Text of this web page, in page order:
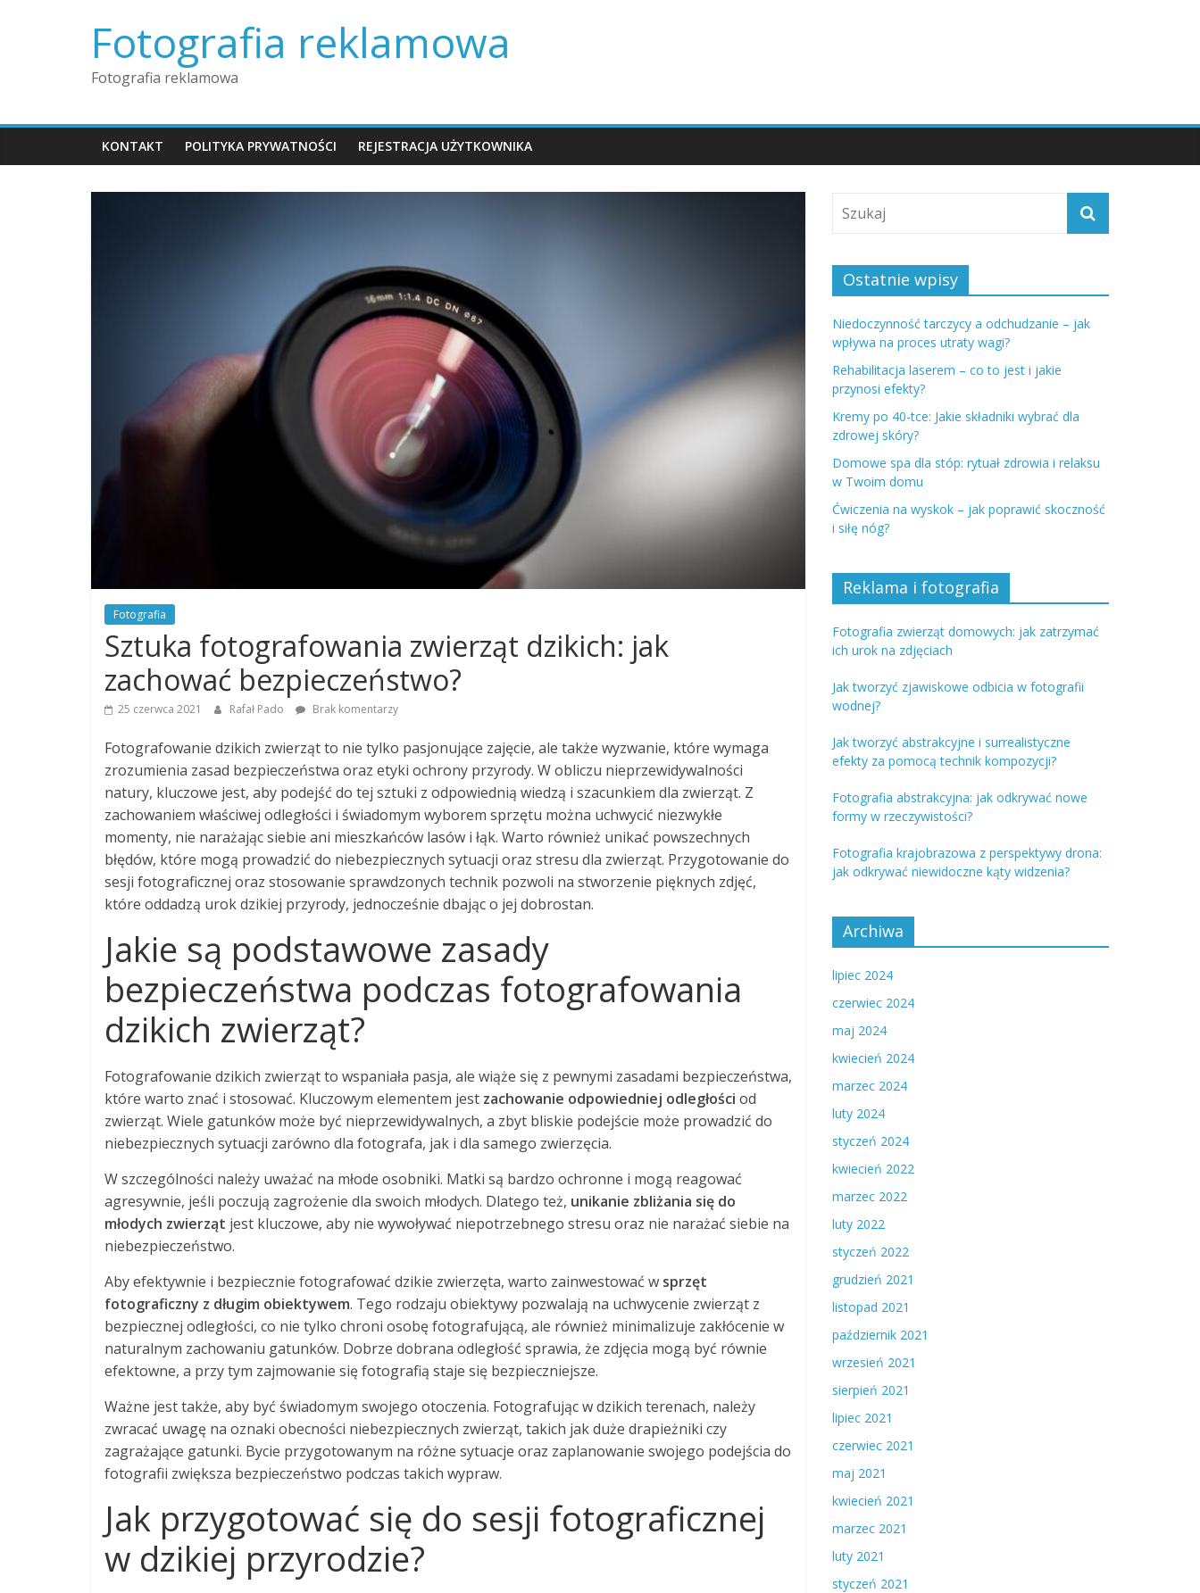
Fotografia reklamowa
Fotografia reklamowa
KONTAKT POLITYKA PRYWATNOŚCI REJESTRACJA UŻYTKOWNIKA
Fotografia
Sztuka fotografowania zwierząt dzikich: jak
zachować bezpieczeństwo?
25 czerwca 2021 Rafał Pado Brak komentarzy
Fotografowanie dzikich zwierząt to nie tylko pasjonujące zajęcie, ale także wyzwanie, które wymaga
zrozumienia zasad bezpieczeństwa oraz etyki ochrony przyrody. W obliczu nieprzewidywalności
natury, kluczowe jest, aby podejść do tej sztuki z odpowiednią wiedzą i szacunkiem dla zwierząt. Z
zachowaniem właściwej odległości i świadomym wyborem sprzętu można uchwycić niezwykłe
momenty, nie narażając siebie ani mieszkańców lasów i łąk. Warto również unikać powszechnych
błędów, które mogą prowadzić do niebezpiecznych sytuacji oraz stresu dla zwierząt. Przygotowanie do
sesji fotograficznej oraz stosowanie sprawdzonych technik pozwoli na stworzenie pięknych zdjęć,
które oddadzą urok dzikiej przyrody, jednocześnie dbając o jej dobrostan.
Jakie są podstawowe zasady
bezpieczeństwa podczas fotografowania
dzikich zwierząt?
Fotografowanie dzikich zwierząt to wspaniała pasja, ale wiąże się z pewnymi zasadami bezpieczeństwa,
które warto znać i stosować. Kluczowym elementem jest zachowanie odpowiedniej odległości od
zwierząt. Wiele gatunków może być nieprzewidywalnych, a zbyt bliskie podejście może prowadzić do
niebezpiecznych sytuacji zarówno dla fotografa, jak i dla samego zwierzęcia.
W szczególności należy uważać na młode osobniki. Matki są bardzo ochronne i mogą reagować
agresywnie, jeśli poczują zagrożenie dla swoich młodych. Dlatego też, unikanie zbliżania się do
młodych zwierząt jest kluczowe, aby nie wywoływać niepotrzebnego stresu oraz nie narażać siebie na
niebezpieczeństwo.
Aby efektywnie i bezpiecznie fotografować dzikie zwierzęta, warto zainwestować w sprzęt
fotograficzny z długim obiektywem. Tego rodzaju obiektywy pozwalają na uchwycenie zwierząt z
bezpiecznej odległości, co nie tylko chroni osobę fotografującą, ale również minimalizuje zakłócenie w
naturalnym zachowaniu gatunków. Dobrze dobrana odległość sprawia, że zdjęcia mogą być równie
efektowne, a przy tym zajmowanie się fotografią staje się bezpieczniejsze.
Ważne jest także, aby być świadomym swojego otoczenia. Fotografując w dzikich terenach, należy
zwracać uwagę na oznaki obecności niebezpiecznych zwierząt, takich jak duże drapieżniki czy
zagrażające gatunki. Bycie przygotowanym na różne sytuacje oraz zaplanowanie swojego podejścia do
fotografii zwiększa bezpieczeństwo podczas takich wypraw.
Jak przygotować się do sesji fotograficznej
w dzikiej przyrodzie?
Ostatnie wpisy
Niedoczynność tarczycy a odchudzanie – jak
wpływa na proces utraty wagi?
Rehabilitacja laserem – co to jest i jakie
przynosi efekty?
Kremy po 40-tce: Jakie składniki wybrać dla
zdrowej skóry?
Domowe spa dla stóp: rytuał zdrowia i relaksu
w Twoim domu
Ćwiczenia na wyskok – jak poprawić skoczność
i siłę nóg?
Reklama i fotografia
Fotografia zwierząt domowych: jak zatrzymać
ich urok na zdjęciach
Jak tworzyć zjawiskowe odbicia w fotografii
wodnej?
Jak tworzyć abstrakcyjne i surrealistyczne
efekty za pomocą technik kompozycji?
Fotografia abstrakcyjna: jak odkrywać nowe
formy w rzeczywistości?
Fotografia krajobrazowa z perspektywy drona:
jak odkrywać niewidoczne kąty widzenia?
Archiwa
lipiec 2024
czerwiec 2024
maj 2024
kwiecień 2024
marzec 2024
luty 2024
styczeń 2024
kwiecień 2022
marzec 2022
luty 2022
styczeń 2022
grudzień 2021
listopad 2021
październik 2021
wrzesień 2021
sierpień 2021
lipiec 2021
czerwiec 2021
maj 2021
kwiecień 2021
marzec 2021
luty 2021
styczeń 2021